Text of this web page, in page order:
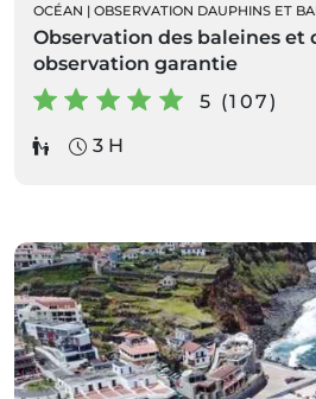
OCÉAN | OBSERVATION DAUPHINS ET
Observation des baleines et
observation garantie
5 (107)
3 H